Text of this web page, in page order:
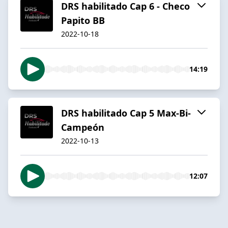
DRS habilitado Cap 6 - Checo
Papito BB
2022-10-18
14:19
DRS habilitado Cap 5 Max-Bi-
Campeón
2022-10-13
12:07